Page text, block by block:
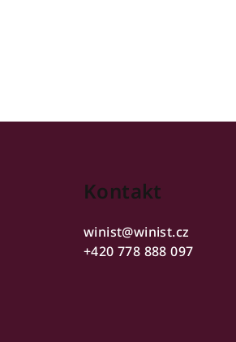
Kontakt
winist@winist.cz
+420 778 888 097